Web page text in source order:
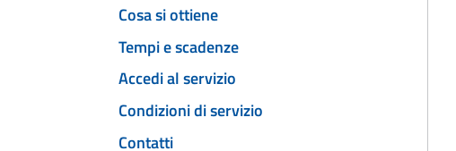
Cosa si ottiene
Tempi e scadenze
Accedi al servizio
Condizioni di servizio
Contatti